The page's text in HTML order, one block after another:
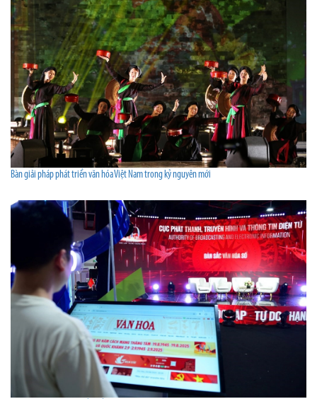
Bàn giải pháp phát triển văn hóa Việt Nam trong kỷ nguyên mới